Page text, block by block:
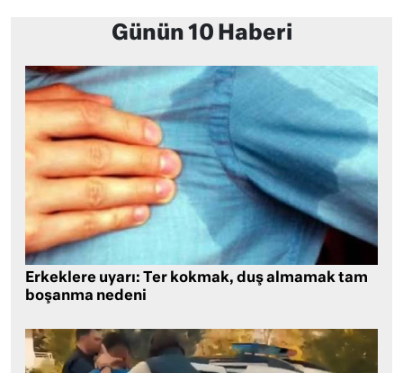
Günün 10 Haberi
Erkeklere uyarı: Ter kokmak, duş almamak tam
boşanma nedeni